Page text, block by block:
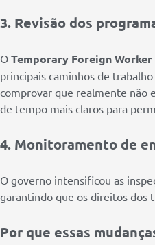
3. Revisão dos
O Temporary Foreign Worker
principais caminhos de
comprovar que realmente não
de tempo mais claros para
4. Monitoramento de
O governo intensificou as
garantindo que os direitos dos
Por que essas